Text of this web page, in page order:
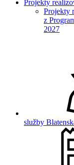
Projekty
Projekty
z
2027
služby